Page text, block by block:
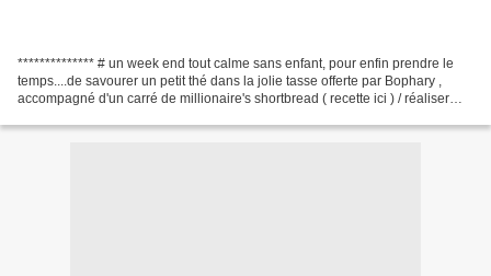
************** # un week end tout calme sans enfant, pour enfin prendre le
temps....de savourer un petit thé dans la jolie tasse offerte par Bophary ,
accompagné d'un carré de millionaire's shortbread ( recette ici ) / réaliser